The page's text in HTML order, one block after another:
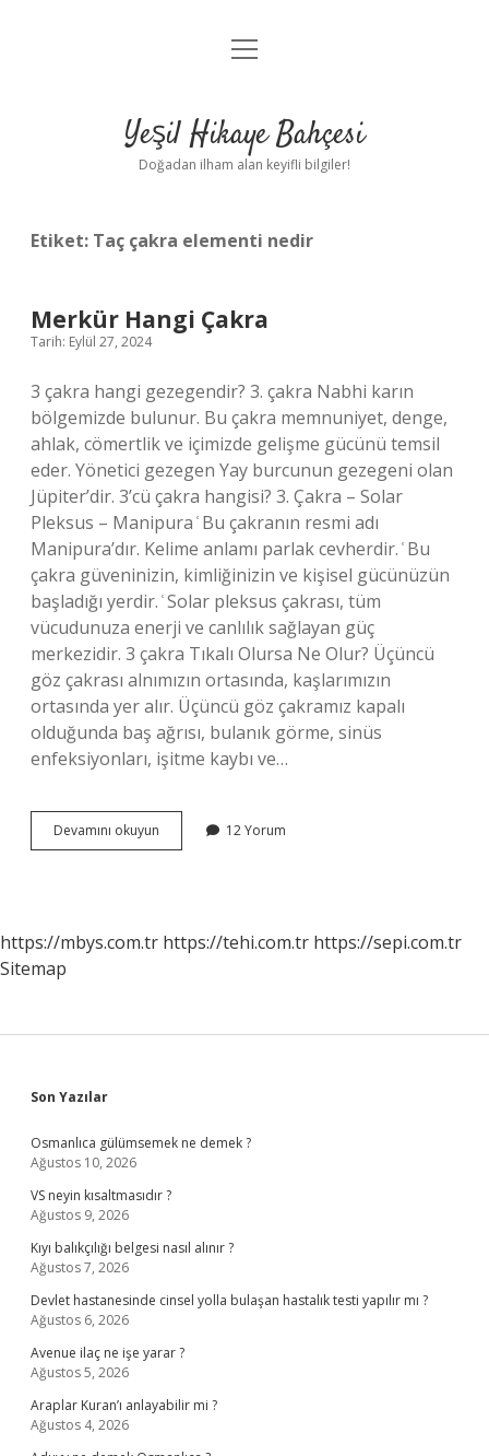
Anasayfa
Yasal Uyarı
menüyü
Yeşil Hikaye Bahçesi
Doğadan ilham alan keyifli bilgiler!
Etiket: Taç çakra elementi nedir
Merkür Hangi Çakra
Tarih: Eylül 27, 2024
3 çakra hangi gezegendir? 3. çakra Nabhi karın
bölgemizde bulunur. Bu çakra memnuniyet, denge,
ahlak, cömertlik ve içimizde gelişme gücünü temsil
eder. Yönetici gezegen Yay burcunun gezegeni olan
Jüpiter’dir. 3’cü çakra hangisi? 3. Çakra – Solar
Pleksus – Manipura ͑ Bu çakranın resmi adı
Manipura’dır. Kelime anlamı parlak cevherdir. ͑ Bu
çakra güveninizin, kimliğinizin ve kişisel gücünüzün
başladığı yerdir. ͑ Solar pleksus çakrası, tüm
vücudunuza enerji ve canlılık sağlayan güç
merkezidir. 3 çakra Tıkalı Olursa Ne Olur? Üçüncü
göz çakrası alnımızın ortasında, kaşlarımızın
ortasında yer alır. Üçüncü göz çakramız kapalı
olduğunda baş ağrısı, bulanık görme, sinüs
enfeksiyonları, işitme kaybı ve…
Devamını okuyun
Hangi
12 Yorum
https://mbys.com.tr https://tehi.com.tr https://sepi.com.tr
Sitemap
Sidebar
Son Yazılar
Osmanlıca gülümsemek ne demek ?
Ağustos 10, 2026
VS neyin kısaltmasıdır ?
Ağustos 9, 2026
Kıyı balıkçılığı belgesi nasıl alınır ?
Ağustos 7, 2026
Devlet hastanesinde cinsel yolla bulaşan hastalık testi yapılır mı ?
Ağustos 6, 2026
Avenue ilaç ne işe yarar ?
Ağustos 5, 2026
Araplar Kuran’ı anlayabilir mi ?
Ağustos 4, 2026